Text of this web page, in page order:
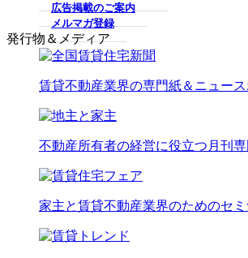
広告掲載のご案内
メルマガ登録
発行物＆メディア
賃貸不動産業界の専門紙＆ニュー
不動産所有者の経営に役立つ月刊
家主と賃貸不動産業界のためのセ